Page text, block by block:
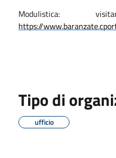
Modulistica:
https://
Tipo di
ufficio